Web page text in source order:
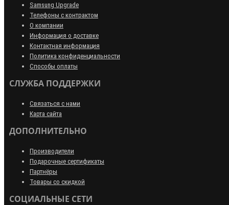
Samsung Upgrade
Телефоны с контрактом
О компании
Информация о доставке
Контактная информация
Политика конфиденциальности
Способы оплаты
СЛУЖБА ПОДДЕРЖКИ
Связаться с нами
Карта сайта
ДОПОЛНИТЕЛЬНО
Производители
Подарочные сертификаты
Партнёры
Товары со скидкой
СОЦИАЛЬНЫЕ СЕТИ